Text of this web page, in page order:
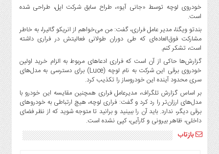
غذایی
سیاسی
و
بین
الملل
نگاه
روز
گوناگون
خودروی لوچه توسط «جانی آیو»، طراح سابق شرکت اپل، طراحی شده
است.
بندتو ویگنا، مدیر عامل فراری، گفت: من می‌خواهم از انریکو گالیرا، به خاطر
مشارکت فوق‌العاده‌ای که طی دوران طولانی فعالیتش در فراری داشته
است، تشکر کنم.
گزارش‌ها حاکی از آن است که فراری ادعاهای مربوط به الزام خرید اولین
خودروی برقی این شرکت به نام لوچه (Luce) برای دسترسی به مدل‌های
سری محدود آینده این خودروساز را تکذیب کرد.
بر اساس گزارش تلگراف، مدیرعامل فراری همچنین مقایسه این خودرو با
مدل‌های ارزان‌تر را رد کرد و گفت: فراری لوچه، هیچ ارتباطی به خودروهای
برقی دیگر، ندارد. باید آن را ببینید و برانید تا متوجه شوید که از نظر فضای
داخلی، ظاهر بیرونی و کارآیی، کپی نشده است.
بازتاب